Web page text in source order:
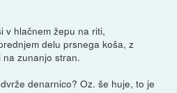
v hlačnem žepu na riti,
delu prsnega koša, z
zunanjo stran.
denarnico? Oz. še huje, to je